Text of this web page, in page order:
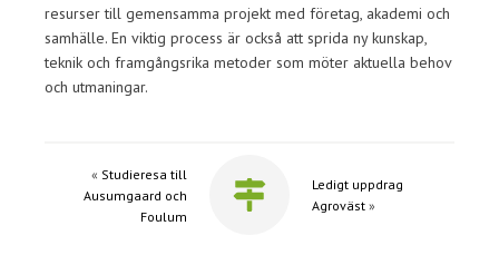
resurser till gemensamma projekt med företag, akademi och
samhälle. En viktig process är också att sprida ny kunskap,
teknik och framgångsrika metoder som möter aktuella behov
och utmaningar.
« Studieresa till
Ausumgaard och
Foulum
Ledigt uppdrag
Agroväst »